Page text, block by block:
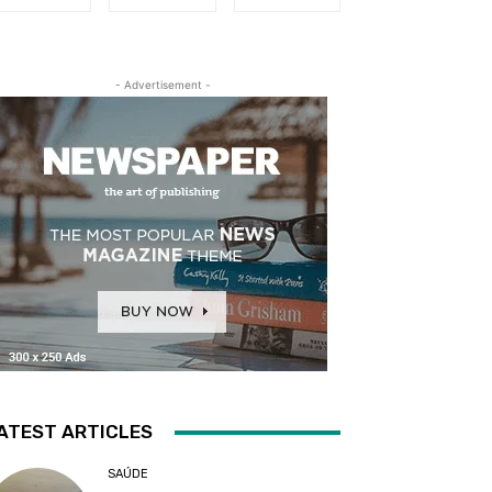
- Advertisement -
ARTICLES
SAÚDE